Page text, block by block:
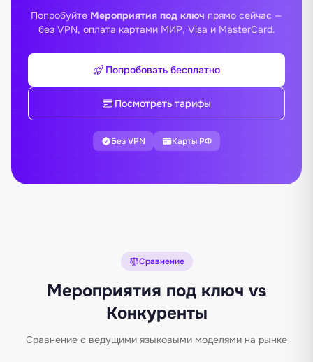
Попробуйте Мероприятия под ключ прямо сейчас —
без VPN, оплата картами МИР, Visa и MasterCard.
Попробовать бесплатно
Посмотреть тарифы
Без VPN Карты РФ
Сравнение
Мероприятия под ключ vs
Конкуренты
Сравнение с ведущими языковыми моделями на рынке